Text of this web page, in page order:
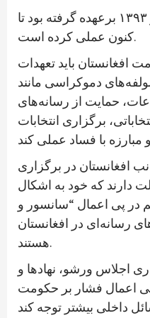
کنفرانس لندن در قوس/آذر ۱۳۹۳ برعهده گرفته بود تا
کنون عملی کرده است.
افغانستان باید تعهدات
دموکراسی مانند
حمایت از رسانه‌های
برگزاری انتخابات
افغانستان در برگزاری
دارند که خود به اشکال
در پی اعمال “سانسور و
رسانه‌ای در افغانستان
هستند.
اجلاس ورشو، نهادها و
اعمال فشار بر حکومت